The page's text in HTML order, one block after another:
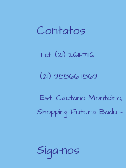
Contatos
Tel: (21) 2611-7116
(21) 98866-1869
Est. Caetano Monteiro,
Shopping Futura Badu
Siga-nos